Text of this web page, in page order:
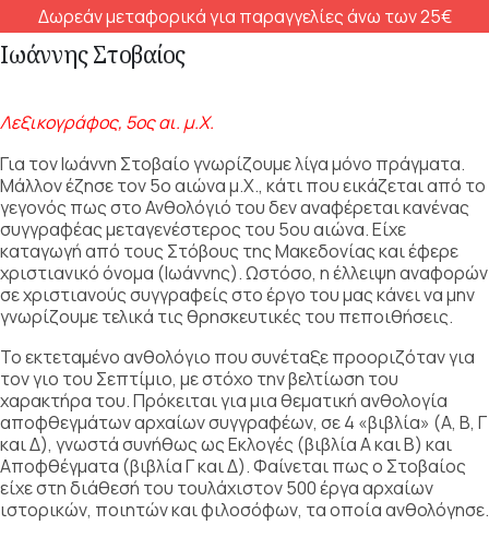
Δωρεάν μεταφορικά για παραγγελίες άνω των 25€
Ιωάννης Στοβαίος
Λεξικογράφος, 5ος αι. μ.Χ.
Για τον Ιωάννη Στοβαίο γνωρίζουμε λίγα μόνο πράγματα.
Μάλλον έζησε τον 5ο αιώνα μ.Χ., κάτι που εικάζεται από το
γεγονός πως στο Ανθολόγιό του δεν αναφέρεται κανένας
συγγραφέας μεταγενέστερος του 5ου αιώνα. Είχε
καταγωγή από τους Στόβους της Μακεδονίας και έφερε
χριστιανικό όνομα (Ιωάννης). Ωστόσο, η έλλειψη αναφορών
σε χριστιανούς συγγραφείς στο έργο του μας κάνει να μην
γνωρίζουμε τελικά τις θρησκευτικές του πεποιθήσεις.
Το εκτεταμένο ανθολόγιο που συνέταξε προοριζόταν για
τον γιο του Σεπτίμιο, με στόχο την βελτίωση του
χαρακτήρα του. Πρόκειται για μια θεματική ανθολογία
αποφθεγμάτων αρχαίων συγγραφέων, σε 4 «βιβλία» (Α, Β, Γ
και Δ), γνωστά συνήθως ως Εκλογές (βιβλία Α και Β) και
Αποφθέγματα (βιβλία Γ και Δ). Φαίνεται πως ο Στοβαίος
είχε στη διάθεσή του τουλάχιστον 500 έργα αρχαίων
ιστορικών, ποιητών και φιλοσόφων, τα οποία ανθολόγησε.